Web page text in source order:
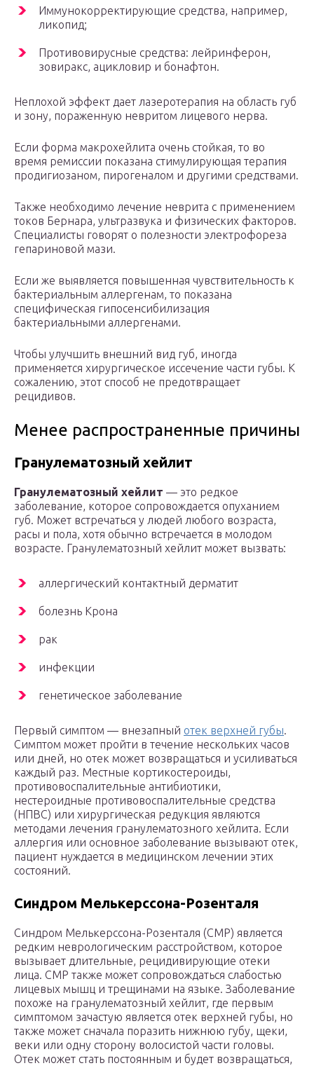
Иммунокорректирующие средства, например,
ликопид;
Противовирусные средства: лейринферон,
зовиракс, ацикловир и бонафтон.
Неплохой эффект дает лазеротерапия на область губ
и зону, пораженную невритом лицевого нерва.
Если форма макрохейлита очень стойкая, то во
время ремиссии показана стимулирующая терапия
продигиозаном, пирогеналом и другими средствами.
Также необходимо лечение неврита с применением
токов Бернара, ультразвука и физических факторов.
Специалисты говорят о полезности электрофореза
гепариновой мази.
Если же выявляется повышенная чувствительность к
бактериальным аллергенам, то показана
специфическая гипосенсибилизация
бактериальными аллергенами.
Чтобы улучшить внешний вид губ, иногда
применяется хирургическое иссечение части губы. К
сожалению, этот способ не предотвращает
рецидивов.
Менее распространенные причины
Гранулематозный хейлит
Гранулематозный хейлит — это редкое
заболевание, которое сопровождается опуханием
губ. Может встречаться у людей любого возраста,
расы и пола, хотя обычно встречается в молодом
возрасте. Гранулематозный хейлит может вызвать:
аллергический контактный дерматит
болезнь Крона
рак
инфекции
генетическое заболевание
Первый симптом — внезапный отек верхней губы.
Симптом может пройти в течение нескольких часов
или дней, но отек может возвращаться и усиливаться
каждый раз. Местные кортикостероиды,
противовоспалительные антибиотики,
нестероидные противовоспалительные средства
(НПВС) или хирургическая редукция являются
методами лечения гранулематозного хейлита. Если
аллергия или основное заболевание вызывают отек,
пациент нуждается в медицинском лечении этих
состояний.
Синдром Мелькерссона-Розенталя
Синдром Мелькерссона-Розенталя (СМР) является
редким неврологическим расстройством, которое
вызывает длительные, рецидивирующие отеки
лица. СМР также может сопровождаться слабостью
лицевых мышц и трещинами на языке. Заболевание
похоже на гранулематозный хейлит, где первым
симптомом зачастую является отек верхней губы, но
также может сначала поразить нижнюю губу, щеки,
веки или одну сторону волосистой части головы.
Отек может стать постоянным и будет возвращаться,